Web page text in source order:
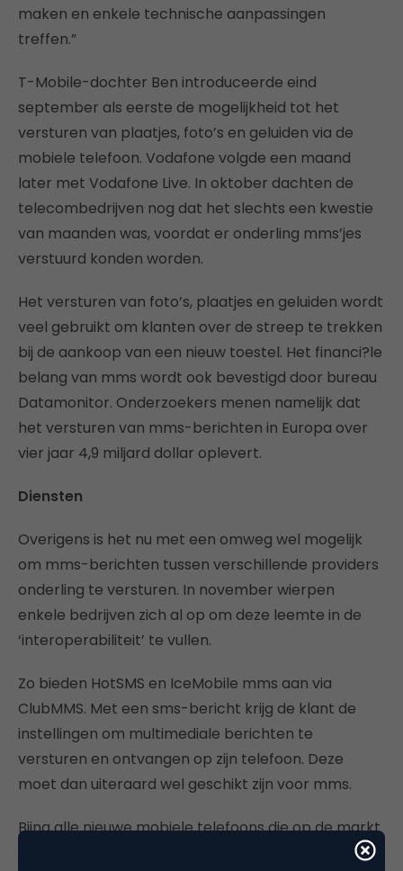
maken en enkele technische aanpassingen
treffen.”
T-Mobile-dochter Ben introduceerde eind
september als eerste de mogelijkheid tot het
versturen van plaatjes, foto’s en geluiden via de
mobiele telefoon. Vodafone volgde een maand
later met Vodafone Live. In oktober dachten de
telecombedrijven nog dat het slechts een kwestie
van maanden was, voordat er onderling mms’jes
verstuurd konden worden.
Het versturen van foto’s, plaatjes en geluiden wordt
veel gebruikt om klanten over de streep te trekken
bij de aankoop van een nieuw toestel. Het financi?le
belang van mms wordt ook bevestigd door bureau
Datamonitor. Onderzoekers menen namelijk dat
het versturen van mms-berichten in Europa over
vier jaar 4,9 miljard dollar oplevert.
Diensten
Overigens is het nu met een omweg wel mogelijk
om mms-berichten tussen verschillende providers
onderling te versturen. In november wierpen
enkele bedrijven zich al op om deze leemte in de
‘interoperabiliteit’ te vullen.
Zo bieden HotSMS en IceMobile mms aan via
ClubMMS. Met een sms-bericht krijg de klant de
instellingen om multimediale berichten te
versturen en ontvangen op zijn telefoon. Deze
moet dan uiteraard wel geschikt zijn voor mms.
Bijna alle nieuwe mobiele telefoons die op de markt
komen zijn echter voorzien van de mogelijkheid om